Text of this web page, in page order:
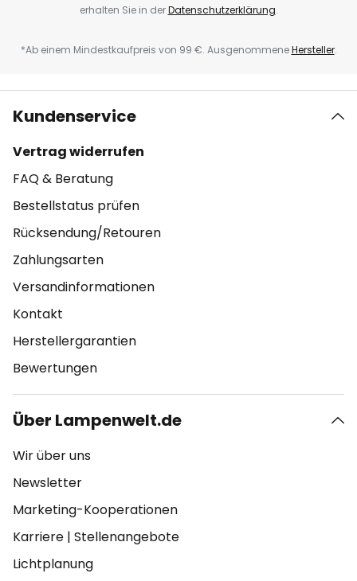
erhalten Sie in derDatenschutzerklärung.
*Ab einem Mindestkaufpreis von 99 €. AusgenommeneHersteller.
Kundenservice
Vertrag widerrufen
FAQ & Beratung
Bestellstatus prüfen
Rücksendung/Retouren
Zahlungsarten
Versandinformationen
Kontakt
Herstellergarantien
Bewertungen
Über Lampenwelt.de
Wir über uns
Newsletter
Marketing-Kooperationen
Karriere | Stellenangebote
Lichtplanung